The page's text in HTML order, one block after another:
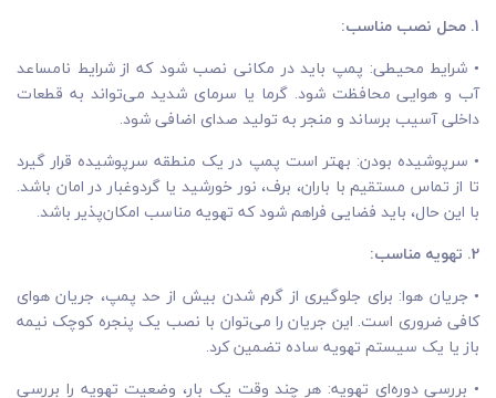
1. محل نصب مناسب:
• شرایط محیطی: پمپ باید در مکانی نصب شود که از شرایط نامساعد
آب و هوایی محافظت شود. گرما یا سرمای شدید می‌تواند به قطعات
داخلی آسیب برساند و منجر به تولید صدای اضافی شود.
• سرپوشیده بودن: بهتر است پمپ در یک منطقه سرپوشیده قرار گیرد
تا از تماس مستقیم با باران، برف، نور خورشید یا گردوغبار در امان باشد.
با این حال، باید فضایی فراهم شود که تهویه مناسب امکان‌پذیر باشد.
2. تهویه مناسب:
• جریان هوا: برای جلوگیری از گرم شدن بیش از حد پمپ، جریان هوای
کافی ضروری است. این جریان را می‌توان با نصب یک پنجره کوچک نیمه
باز یا یک سیستم تهویه ساده تضمین کرد.
• بررسی دوره‌ای تهویه: هر چند وقت یک بار، وضعیت تهویه را بررسی